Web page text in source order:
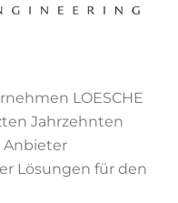
LOESCHE
Jahrzehnten
Anbieter
Lösungen für den